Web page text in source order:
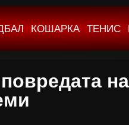
КОШАРКА ТЕНИС
на